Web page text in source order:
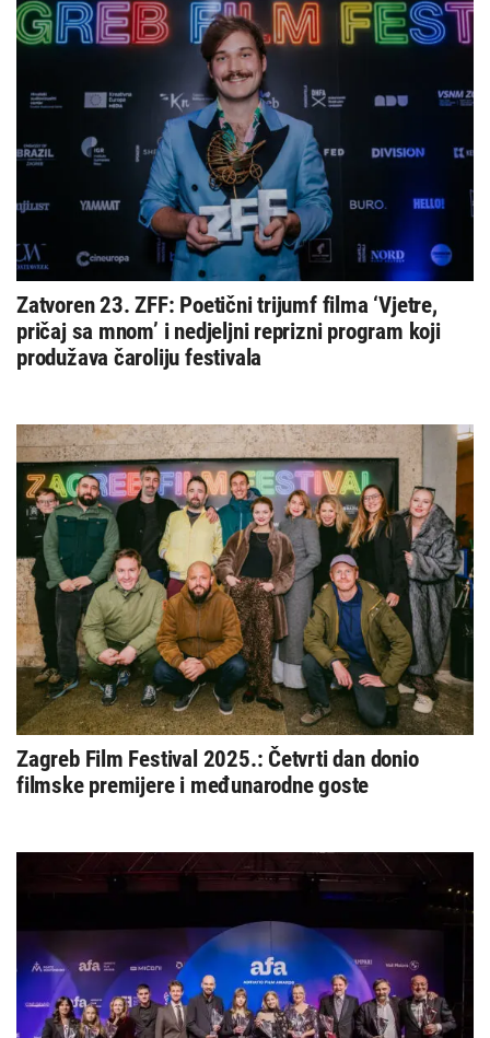
Zatvoren 23. ZFF: Poetični trijumf filma ‘Vjetre,
pričaj sa mnom’ i nedjeljni reprizni program koji
produžava čaroliju festivala
Zagreb Film Festival 2025.: Četvrti dan donio
filmske premijere i međunarodne goste